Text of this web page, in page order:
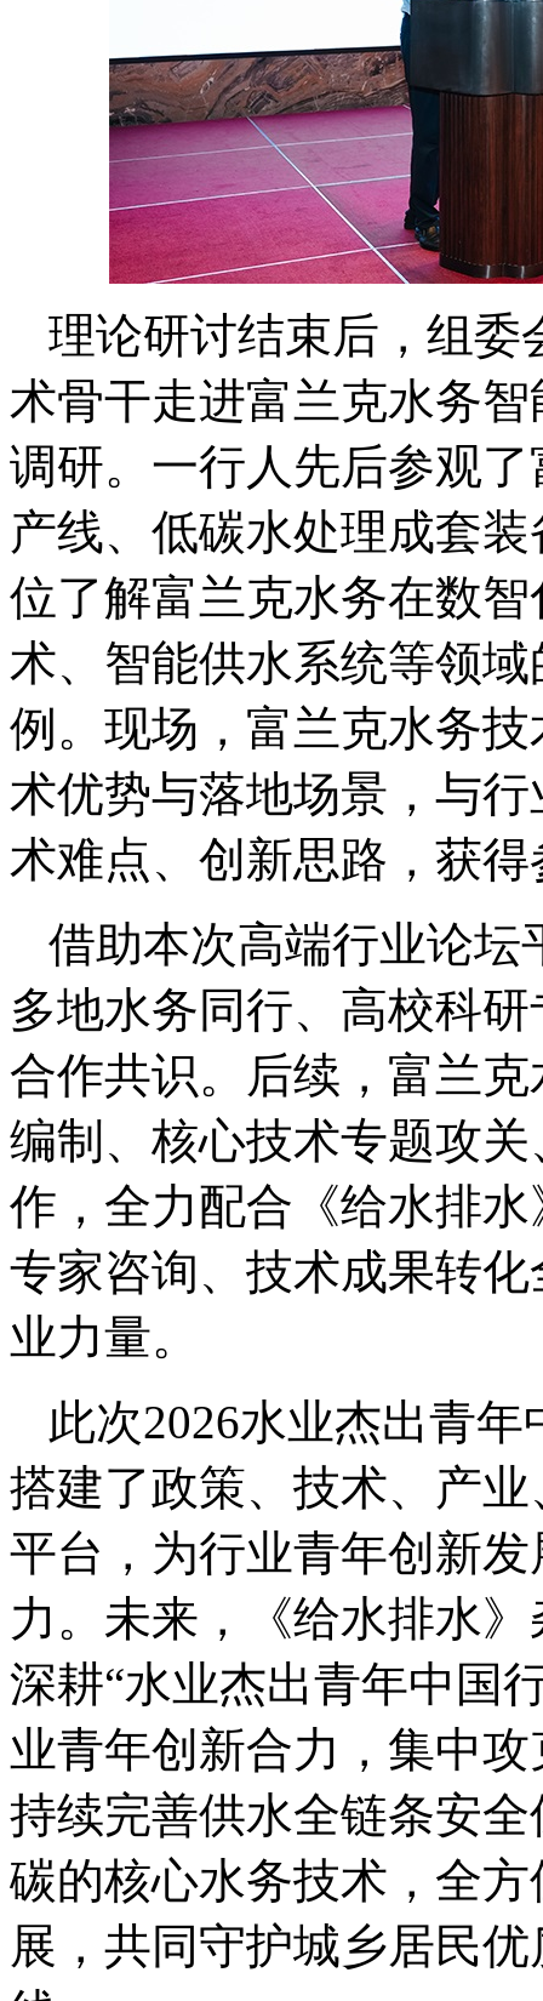
理论研讨结束后，组委
术骨干走进富兰克水务
调研。一行人先后参观
产线、低碳水处理成套
位了解富兰克水务在数
术、智能供水系统等领
例。现场，富兰克水务
术优势与落地场景，与
术难点、创新思路，获
借助本次高端行业论坛
多地水务同行、高校科
合作共识。后续，富兰
编制、核心技术专题攻
作，全力配合《给水排
专家咨询、技术成果转
业力量。
此次2026水业杰出青
搭建了政策、技术、产
平台，为行业青年创新
力。未来，《给水排水
深耕“水业杰出青年中国
业青年创新合力，集中
持续完善供水全链条安
碳的核心水务技术，全
展，共同守护城乡居民